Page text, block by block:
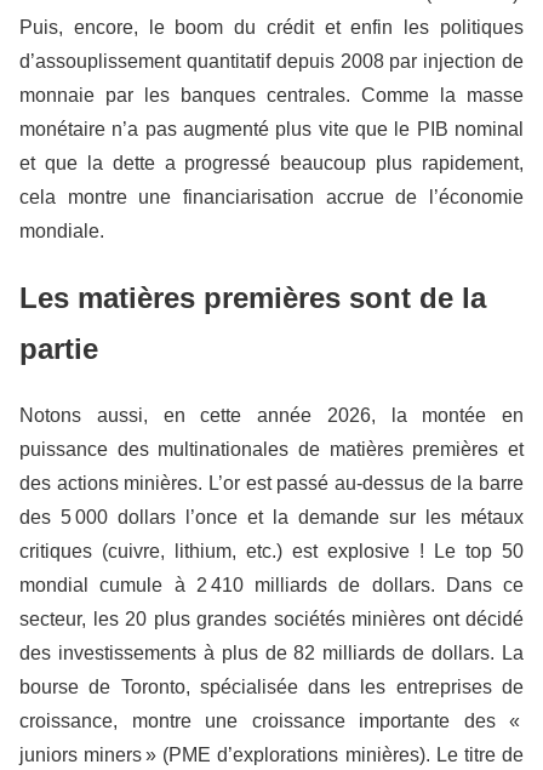
Puis, encore, le boom du crédit et enfin les politiques
d’assouplissement quantitatif depuis 2008 par injection de
monnaie par les banques centrales. Comme la masse
monétaire n’a pas augmenté plus vite que le PIB nominal
et que la dette a progressé beaucoup plus rapidement,
cela montre une financiarisation accrue de l’économie
mondiale.
Les matières premières sont de la
partie
Notons aussi, en cette année 2026, la montée en
puissance des multinationales de matières premières et
des actions minières. L’or est passé au-dessus de la barre
des 5 000 dollars l’once et la demande sur les métaux
critiques (cuivre, lithium, etc.) est explosive ! Le top 50
mondial cumule à 2 410 milliards de dollars. Dans ce
secteur, les 20 plus grandes sociétés minières ont décidé
des investissements à plus de 82 milliards de dollars. La
bourse de Toronto, spécialisée dans les entreprises de
croissance, montre une croissance importante des «
juniors miners » (PME d’explorations minières). Le titre de